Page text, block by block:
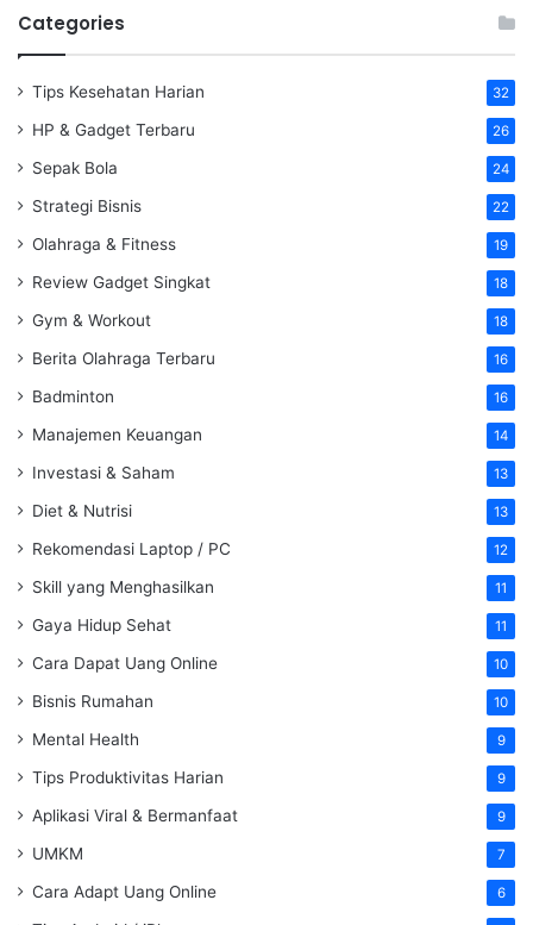
Categories
Tips Kesehatan Harian 32
HP & Gadget Terbaru 26
Sepak Bola 24
Strategi Bisnis 22
Olahraga & Fitness 19
Review Gadget Singkat 18
Gym & Workout 18
Berita Olahraga Terbaru 16
Badminton 16
Manajemen Keuangan 14
Investasi & Saham 13
Diet & Nutrisi 13
Rekomendasi Laptop / PC 12
Skill yang Menghasilkan 11
Gaya Hidup Sehat 11
Cara Dapat Uang Online 10
Bisnis Rumahan 10
Mental Health 9
Tips Produktivitas Harian 9
Aplikasi Viral & Bermanfaat 9
UMKM 7
Cara Adapt Uang Online 6